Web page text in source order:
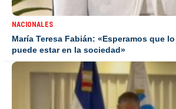
NACIONALES
María Teresa Fabián: «Esperamos que
puede estar en la sociedad»